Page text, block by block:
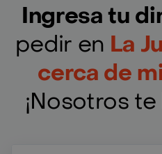
Ingresa tu
pedir en La
cerca de
¡Nosotros